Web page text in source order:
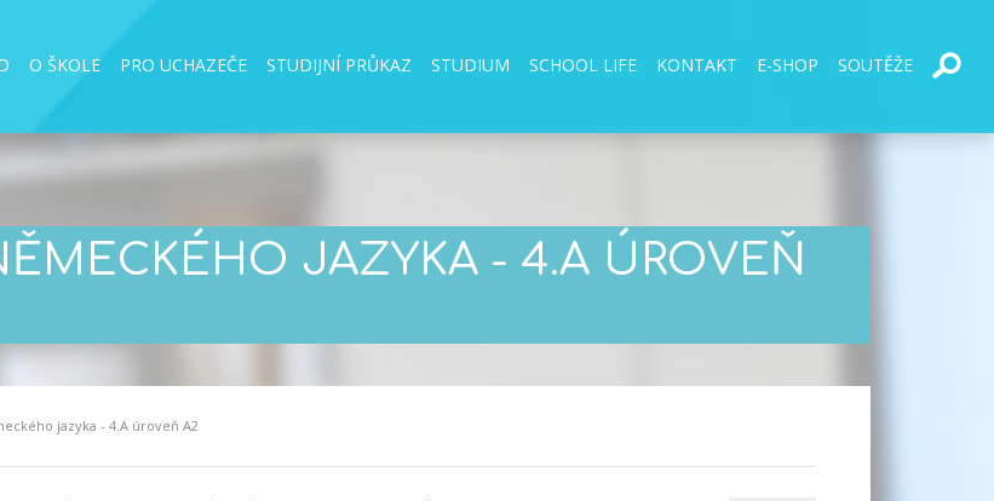
O ŠKOLE PRO UCHAZEČE STUDIJNÍ PRŮKAZ STUDIUM SCHOOL LIFE KONTAKT E-SHOP SOUTĚŽE
JAZYKA - 4.A ÚROVEŇ
jazyka - 4.A úroveň A2